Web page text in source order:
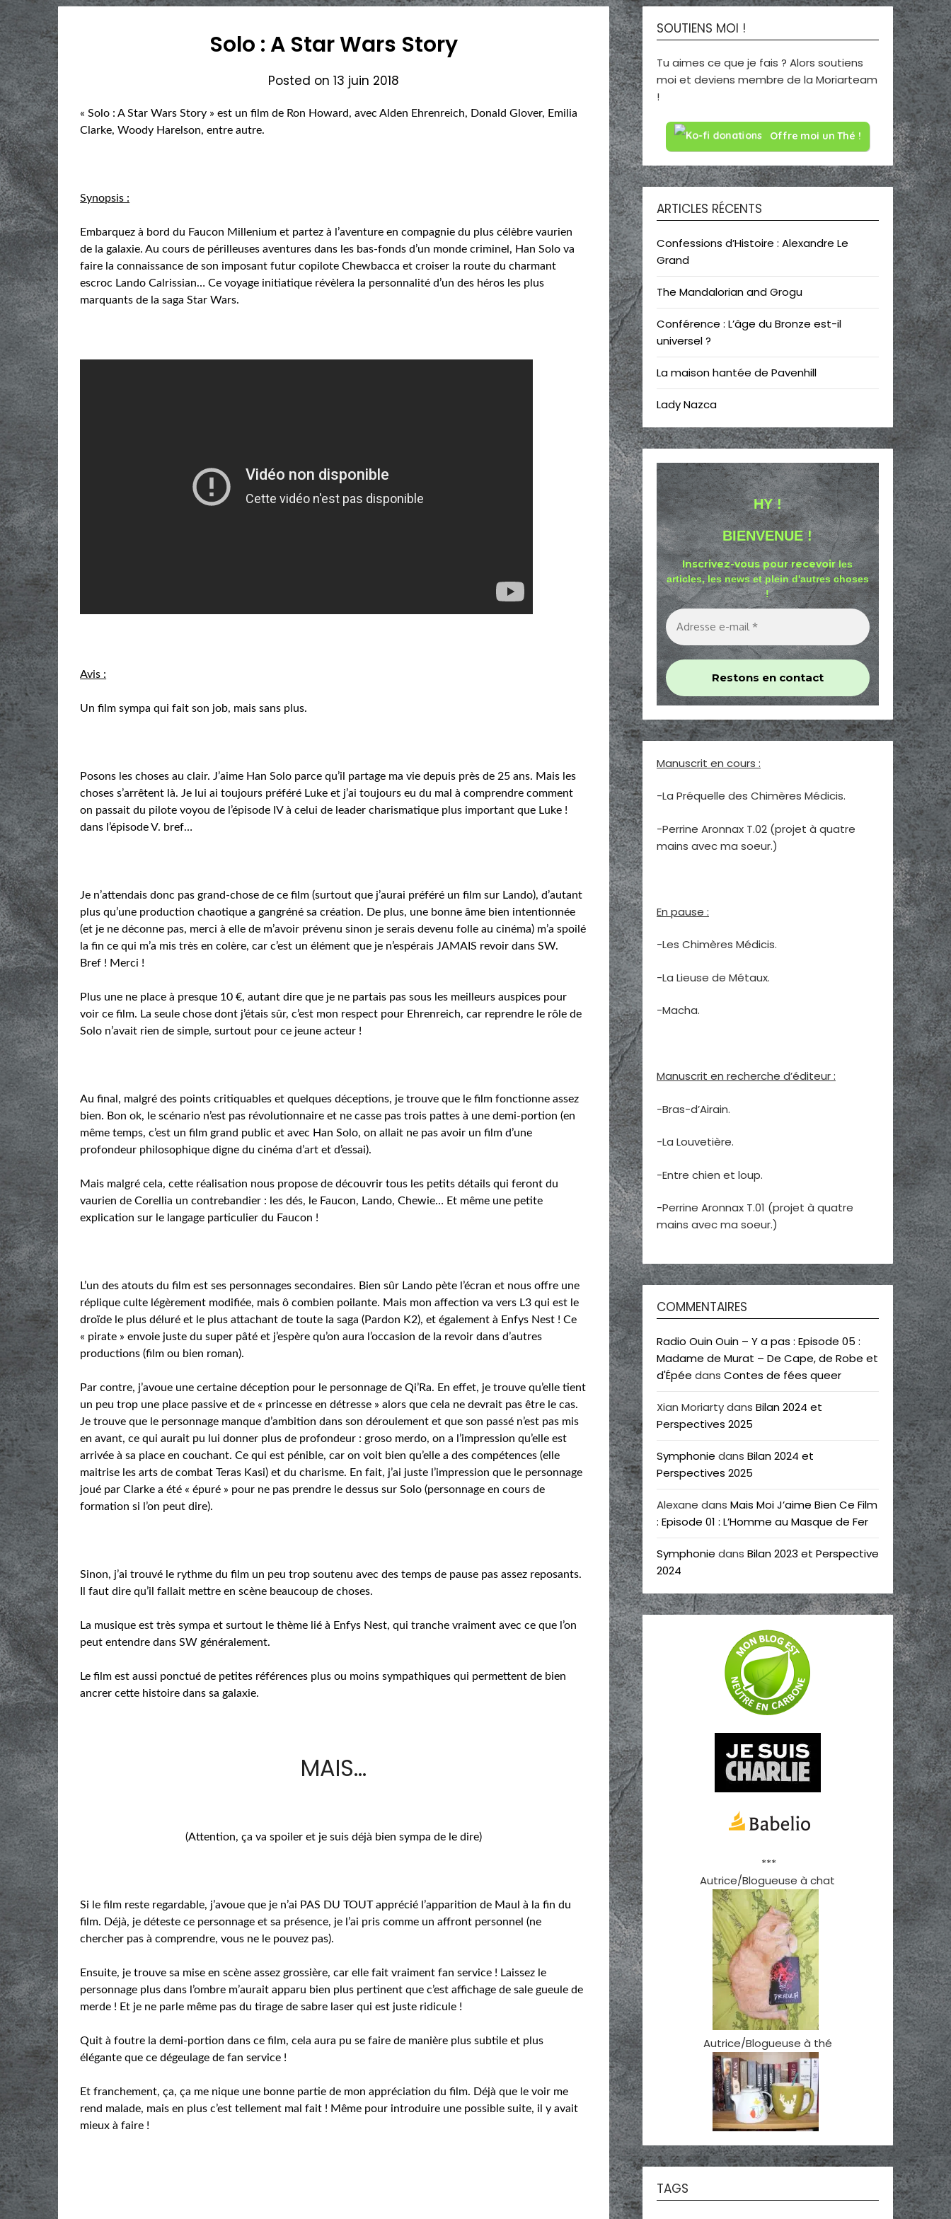
Solo : A Star Wars Story
Posted on 13 juin 2018
« Solo : A Star Wars Story » est un film de Ron Howard, avec Alden Ehrenreich, Donald Glover, Emilia
Clarke, Woody Harelson, entre autre.
Synopsis :
Embarquez à bord du Faucon Millenium et partez à l’aventure en compagnie du plus célèbre vaurien
de la galaxie. Au cours de périlleuses aventures dans les bas-fonds d’un monde criminel, Han Solo va
faire la connaissance de son imposant futur copilote Chewbacca et croiser la route du charmant
escroc Lando Calrissian… Ce voyage initiatique révèlera la personnalité d’un des héros les plus
marquants de la saga Star Wars.
Avis :
Un film sympa qui fait son job, mais sans plus.
Posons les choses au clair. J’aime Han Solo parce qu’il partage ma vie depuis près de 25 ans. Mais les
choses s’arrêtent là. Je lui ai toujours préféré Luke et j’ai toujours eu du mal à comprendre comment
on passait du pilote voyou de l’épisode IV à celui de leader charismatique plus important que Luke !
dans l’épisode V. bref…
Je n’attendais donc pas grand-chose de ce film (surtout que j’aurai préféré un film sur Lando), d’autant
plus qu’une production chaotique a gangréné sa création. De plus, une bonne âme bien intentionnée
(et je ne déconne pas, merci à elle de m’avoir prévenu sinon je serais devenu folle au cinéma) m’a spoilé
la fin ce qui m’a mis très en colère, car c’est un élément que je n’espérais JAMAIS revoir dans SW.
Bref ! Merci !
Plus une ne place à presque 10 €, autant dire que je ne partais pas sous les meilleurs auspices pour
voir ce film. La seule chose dont j’étais sûr, c’est mon respect pour Ehrenreich, car reprendre le rôle de
Solo n’avait rien de simple, surtout pour ce jeune acteur !
Au final, malgré des points critiquables et quelques déceptions, je trouve que le film fonctionne assez
bien. Bon ok, le scénario n’est pas révolutionnaire et ne casse pas trois pattes à une demi-portion (en
même temps, c’est un film grand public et avec Han Solo, on allait ne pas avoir un film d’une
profondeur philosophique digne du cinéma d’art et d’essai).
Mais malgré cela, cette réalisation nous propose de découvrir tous les petits détails qui feront du
vaurien de Corellia un contrebandier : les dés, le Faucon, Lando, Chewie… Et même une petite
explication sur le langage particulier du Faucon !
L’un des atouts du film est ses personnages secondaires. Bien sûr Lando pète l’écran et nous offre une
réplique culte légèrement modifiée, mais ô combien poilante. Mais mon affection va vers L3 qui est le
droïde le plus déluré et le plus attachant de toute la saga (Pardon K2), et également à Enfys Nest ! Ce
« pirate » envoie juste du super pâté et j’espère qu’on aura l’occasion de la revoir dans d’autres
productions (film ou bien roman).
Par contre, j’avoue une certaine déception pour le personnage de Qi’Ra. En effet, je trouve qu’elle tient
un peu trop une place passive et de « princesse en détresse » alors que cela ne devrait pas être le cas.
Je trouve que le personnage manque d’ambition dans son déroulement et que son passé n’est pas mis
en avant, ce qui aurait pu lui donner plus de profondeur : groso merdo, on a l’impression qu’elle est
arrivée à sa place en couchant. Ce qui est pénible, car on voit bien qu’elle a des compétences (elle
maitrise les arts de combat Teras Kasi) et du charisme. En fait, j’ai juste l’impression que le personnage
joué par Clarke a été « épuré » pour ne pas prendre le dessus sur Solo (personnage en cours de
formation si l’on peut dire).
Sinon, j’ai trouvé le rythme du film un peu trop soutenu avec des temps de pause pas assez reposants.
Il faut dire qu’il fallait mettre en scène beaucoup de choses.
La musique est très sympa et surtout le thème lié à Enfys Nest, qui tranche vraiment avec ce que l’on
peut entendre dans SW généralement.
Le film est aussi ponctué de petites références plus ou moins sympathiques qui permettent de bien
ancrer cette histoire dans sa galaxie.
MAIS…
(Attention, ça va spoiler et je suis déjà bien sympa de le dire)
Si le film reste regardable, j’avoue que je n’ai PAS DU TOUT apprécié l’apparition de Maul à la fin du
film. Déjà, je déteste ce personnage et sa présence, je l’ai pris comme un affront personnel (ne
chercher pas à comprendre, vous ne le pouvez pas).
Ensuite, je trouve sa mise en scène assez grossière, car elle fait vraiment fan service ! Laissez le
personnage plus dans l’ombre m’aurait apparu bien plus pertinent que c’est affichage de sale gueule de
merde ! Et je ne parle même pas du tirage de sabre laser qui est juste ridicule !
Quit à foutre la demi-portion dans ce film, cela aura pu se faire de manière plus subtile et plus
élégante que ce dégeulage de fan service !
Et franchement, ça, ça me nique une bonne partie de mon appréciation du film. Déjà que le voir me
rend malade, mais en plus c’est tellement mal fait ! Même pour introduire une possible suite, il y avait
mieux à faire !
SOUTIENS MOI !
Tu aimes ce que je fais ? Alors soutiens
moi et deviens membre de la Moriarteam
!
Offre moi un Thé !
ARTICLES RÉCENTS
Confessions d’Histoire : Alexandre Le
Grand
The Mandalorian and Grogu
Conférence : L’âge du Bronze est-il
universel ?
La maison hantée de Pavenhill
Lady Nazca
HY !
BIENVENUE !
Inscrivez-vous pour recevoirles
articles, les news et plein d'autres choses
!
Manuscrit en cours :
-La Préquelle des Chimères Médicis.
-Perrine Aronnax T.02 (projet à quatre
mains avec ma soeur.)
En pause :
-Les Chimères Médicis.
-La Lieuse de Métaux.
-Macha.
Manuscrit en recherche d’éditeur :
-Bras-d’Airain.
-La Louvetière.
-Entre chien et loup.
-Perrine Aronnax T.01 (projet à quatre
mains avec ma soeur.)
COMMENTAIRES
Radio Ouin Ouin – Y a pas : Episode 05 :
Madame de Murat – De Cape, de Robe et
d'Épée dans Contes de fées queer
Xian Moriartydans Bilan 2024 et
Perspectives 2025
Symphonie dans Bilan 2024 et
Perspectives 2025
Alexane dans Mais Moi J’aime Bien Ce Film
: Episode 01 : L’Homme au Masque de Fer
Symphonie dans Bilan 2023 et Perspective
2024
***
Autrice/Blogueuse à chat
Autrice/Blogueuse à thé
TAGS